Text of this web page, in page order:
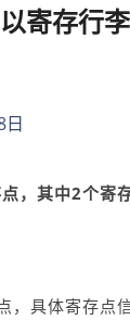
寄存行
日
，其中2个寄
具体寄存点